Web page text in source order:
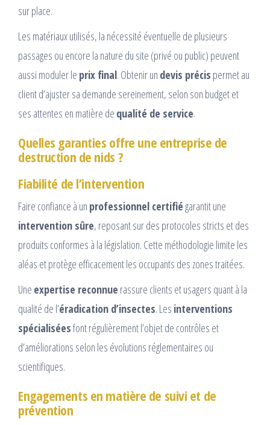
sur place.
Les matériaux utilisés, la nécessité éventuelle de plusieurs
passages ou encore la nature du site (privé ou public) peuvent
aussi moduler le prix final. Obtenir un devis précis permet au
client d’ajuster sa demande sereinement, selon son budget et
ses attentes en matière de qualité de service.
Quelles garanties offre une entreprise de
destruction de nids ?
Fiabilité de l’intervention
Faire confiance à un professionnel certifiégarantit une
intervention sûre, reposant sur des protocoles stricts et des
produits conformes à la législation. Cette méthodologie limite les
aléas et protège efficacement les occupants des zones traitées.
Une expertise reconnue rassure clients et usagers quant à la
qualité de l’éradication d’insectes. Les interventions
spécialiséesfont régulièrement l’objet de contrôles et
d’améliorations selon les évolutions réglementaires ou
scientifiques.
Engagements en matière de suivi et de
prévention